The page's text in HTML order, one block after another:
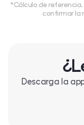
*Cálculo de
confirmar la
Descarga la